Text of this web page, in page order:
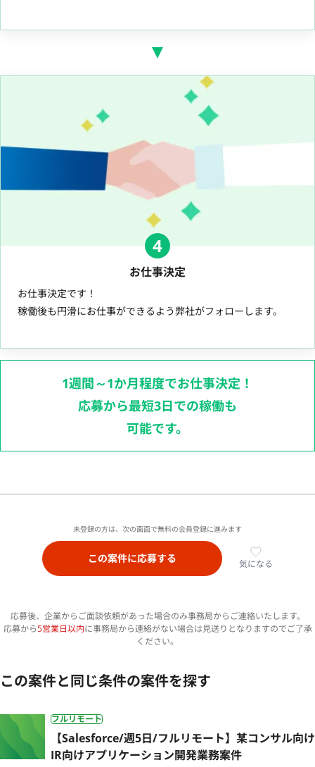
4
お仕事決定
お仕事決定です！
稼働後も円滑にお仕事ができるよう弊社がフォローします。
1週間～1か月程度でお仕事決定！
応募から最短3日での稼働も
可能です。
未登録の方は、次の画面で無料の会員登録に進みます
この案件に応募する 気になる
応募後、企業からご面談依頼があった場合のみ事務局からご連絡いたします。
応募から5営業日以内に事務局から連絡がない場合は見送りとなりますのでご了承
ください。
この案件と同じ条件の案件を探す
フルリモート
【Salesforce/週5日/フルリモート】某コンサル向け
IR向けアプリケーション開発業務案件